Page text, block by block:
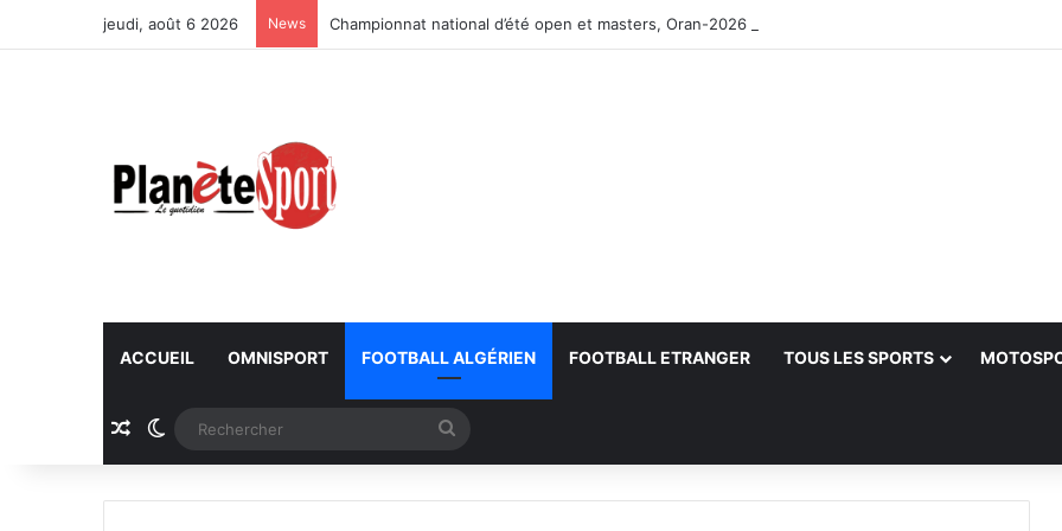
jeudi, août 6 2026 News Championnat national d’été open et masters, Oran-2026 — Le CRB s’adjuge le titre
ACCUEIL OMNISPORT FOOTBALL ALGÉRIEN FOOTBALL ETRANGER TOUS LES SPORTS
Article Aléatoire
Switch skin